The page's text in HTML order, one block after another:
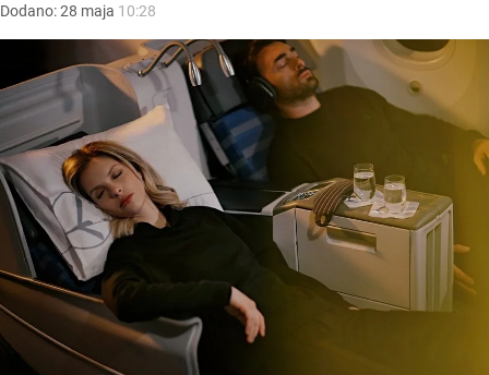
Dodano:28 maja 10:28